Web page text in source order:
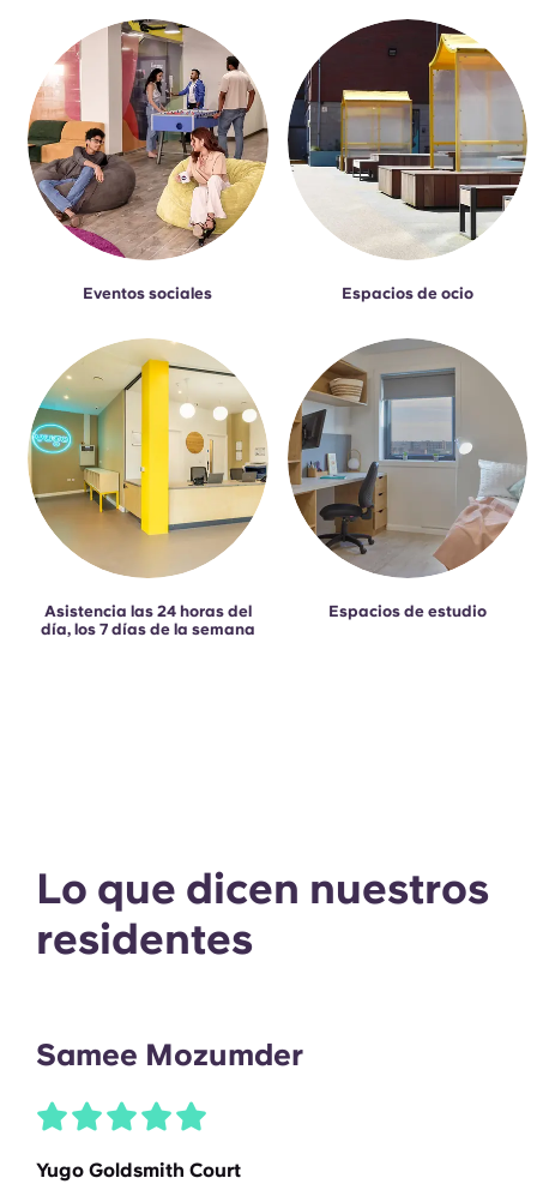
Eventos sociales Espacios de ocio
Asistencia las 24 horas del
día, los 7 días de la semana
Espacios de estudio
Lo que dicen nuestros
residentes
Samee Mozumder
Yugo Goldsmith Court